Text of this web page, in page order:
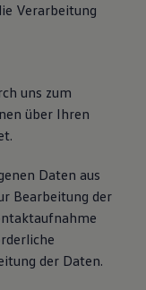
Verarbeitung
uns zum
über Ihren
Daten aus
Bearbeitung der
der Daten.